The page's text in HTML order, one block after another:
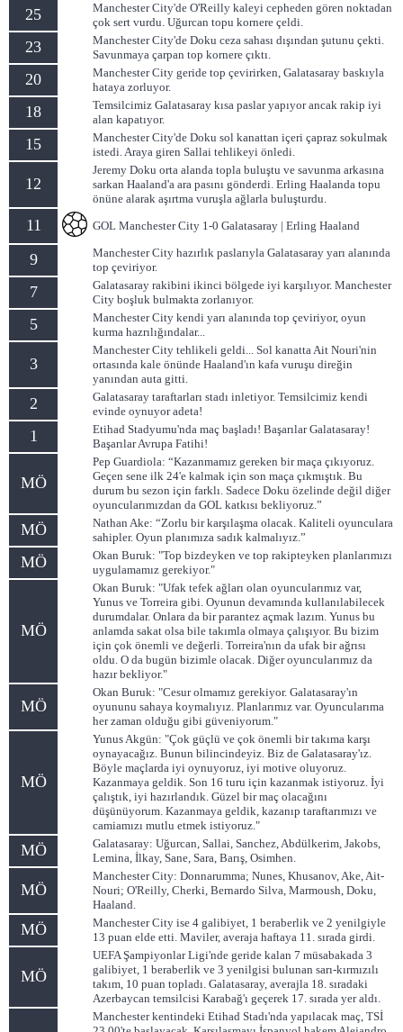
25
Manchester City'de O'Reilly kaleyi cepheden gören noktadan
çok sert vurdu. Uğurcan topu kornere çeldi.
23
Manchester City'de Doku ceza sahası dışından şutunu çekti.
Savunmaya çarpan top kornere çıktı.
20
Manchester City geride top çevirirken, Galatasaray baskıyla
hataya zorluyor.
18
Temsilcimiz Galatasaray kısa paslar yapıyor ancak rakip iyi
alan kapatıyor.
15
Manchester City'de Doku sol kanattan içeri çapraz sokulmak
istedi. Araya giren Sallai tehlikeyi önledi.
12
Jeremy Doku orta alanda topla buluştu ve savunma arkasına
sarkan Haaland'a ara pasını gönderdi. Erling Haalanda topu
önüne alarak aşırtma vuruşla ağlarla buluşturdu.
11 GOL Manchester City 1-0 Galatasaray | Erling Haaland
9
Manchester City hazırlık paslarıyla Galatasaray yarı alanında
top çeviriyor.
7
Galatasaray rakibini ikinci bölgede iyi karşılıyor. Manchester
City boşluk bulmakta zorlanıyor.
5
Manchester City kendi yarı alanında top çeviriyor, oyun
kurma hazrılığındalar...
3
Manchester City tehlikeli geldi... Sol kanatta Ait Nouri'nin
ortasında kale önünde Haaland'ın kafa vuruşu direğin
yanından auta gitti.
2
Galatasaray taraftarları stadı inletiyor. Temsilcimiz kendi
evinde oynuyor adeta!
1
Etihad Stadyumu'nda maç başladı! Başarılar Galatasaray!
Başarılar Avrupa Fatihi!
MÖ
Pep Guardiola: “Kazanmamız gereken bir maça çıkıyoruz.
Geçen sene ilk 24'e kalmak için son maça çıkmıştık. Bu
durum bu sezon için farklı. Sadece Doku özelinde değil diğer
oyuncularımızdan da GOL katkısı bekliyoruz.”
MÖ
Nathan Ake: “Zorlu bir karşılaşma olacak. Kaliteli oyunculara
sahipler. Oyun planımıza sadık kalmalıyız.”
MÖ
Okan Buruk: "Top bizdeyken ve top rakipteyken planlarımızı
uygulamamız gerekiyor."
MÖ
Okan Buruk: "Ufak tefek ağları olan oyuncularımız var,
Yunus ve Torreira gibi. Oyunun devamında kullanılabilecek
durumdalar. Onlara da bir parantez açmak lazım. Yunus bu
anlamda sakat olsa bile takımla olmaya çalışıyor. Bu bizim
için çok önemli ve değerli. Torreira'nın da ufak bir ağrısı
oldu. O da bugün bizimle olacak. Diğer oyuncularımız da
hazır bekliyor."
MÖ
Okan Buruk: "Cesur olmamız gerekiyor. Galatasaray'ın
oyununu sahaya koymalıyız. Planlarımız var. Oyuncularıma
her zaman olduğu gibi güveniyorum."
MÖ
Yunus Akgün: "Çok güçlü ve çok önemli bir takıma karşı
oynayacağız. Bunun bilincindeyiz. Biz de Galatasaray'ız.
Böyle maçlarda iyi oynuyoruz, iyi motive oluyoruz.
Kazanmaya geldik. Son 16 turu için kazanmak istiyoruz. İyi
çalıştık, iyi hazırlandık. Güzel bir maç olacağını
düşünüyorum. Kazanmaya geldik, kazanıp taraftarımızı ve
camiamızı mutlu etmek istiyoruz."
MÖ
Galatasaray: Uğurcan, Sallai, Sanchez, Abdülkerim, Jakobs,
Lemina, İlkay, Sane, Sara, Barış, Osimhen.
MÖ
Manchester City: Donnarumma; Nunes, Khusanov, Ake, Ait-
Nouri; O'Reilly, Cherki, Bernardo Silva, Marmoush, Doku,
Haaland.
MÖ
Manchester City ise 4 galibiyet, 1 beraberlik ve 2 yenilgiyle
13 puan elde etti. Maviler, averaja haftaya 11. sırada girdi.
MÖ
UEFA Şampiyonlar Ligi'nde geride kalan 7 müsabakada 3
galibiyet, 1 beraberlik ve 3 yenilgisi bulunan sarı-kırmızılı
takım, 10 puan topladı. Galatasaray, averajla 18. sıradaki
Azerbaycan temsilcisi Karabağ'ı geçerek 17. sırada yer aldı.
Manchester kentindeki Etihad Stadı'nda yapılacak maç, TSİ